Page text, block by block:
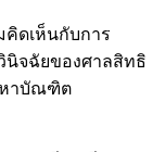
คิดเห็นกับการ
นิจฉัยของศาลสิทธิ
าบัณฑิต